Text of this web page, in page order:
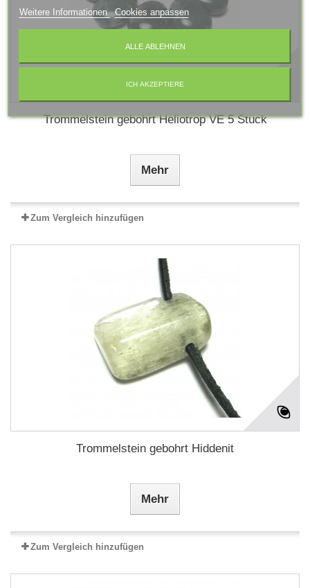
Trommelstein gebohrt Heliotrop VE 5 Stück
Mehr
Zum Vergleich hinzufügen
Trommelstein gebohrt Hiddenit
Mehr
Zum Vergleich hinzufügen
Weitere Informationen Cookies anpassen
ALLE ABLEHNEN
ICH AKZEPTIERE